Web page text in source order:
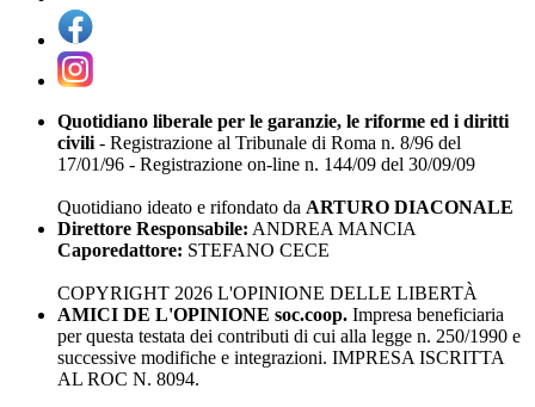
Quotidiano liberale per le garanzie, le riforme ed i diritti
civili - Registrazione al Tribunale di Roma n. 8/96 del
17/01/96 - Registrazione on-line n. 144/09 del 30/09/09
Quotidiano ideato e rifondato da ARTURO DIACONALE
Direttore Responsabile: ANDREA MANCIA
Caporedattore: STEFANO CECE
COPYRIGHT 2026 L'OPINIONE DELLE LIBERTÀ
AMICI DE L'OPINIONE soc.coop. Impresa beneficiaria
per questa testata dei contributi di cui alla legge n. 250/1990 e
successive modifiche e integrazioni. IMPRESA ISCRITTA
AL ROC N. 8094.